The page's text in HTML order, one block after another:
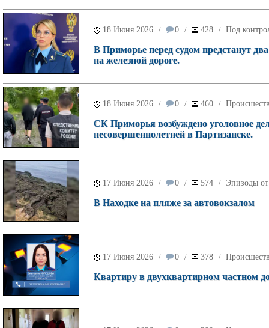
18 Июня 2026 / 0 / 428 / Под
В Приморье перед судом предстанут
на железной дороге.
18 Июня 2026 / 0 / 460 /
СК Приморья возбуждено уголовное
несовершеннолетней в Партизанске.
17 Июня 2026 / 0 / 574 / Эпизоды
В Находке на пляже за автовокзалом
17 Июня 2026 / 0 / 378 /
Квартиру в двухквартирном частном